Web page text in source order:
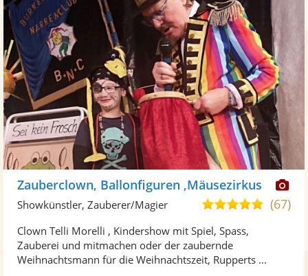
Zauberclown, Ballonfiguren ,Mäusezirkus
4,8(67)
Showkünstler, Zauberer/Magier
Clown Telli Morelli , Kindershow mit Spiel, Spass,
Zauberei und mitmachen oder der zaubernde
Weihnachtsmann für die Weihnachtszeit, Rupperts ...